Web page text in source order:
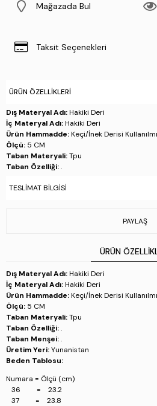
Mağazada Bul
Taksit Seçenekleri
ÜRÜN ÖZELLIKLERI
Dış Materyal Adı:Hakiki Deri
İç Materyal Adı:Hakiki Deri
Ürün Hammadde:Keçi/İnek Derisi
Ölçü: 5 CM
Taban Materyali:Tpu
Taban Özelliği:.
Üretim Yeri:Yunanistan
39 = 25.2
40 = 25.8
41 = 26.5
42 = 27.2
Stok Kodu : 611 H40033-B01 BN AYK SK25-26
TESLIMAT BILGISI
PAYLAŞ
ÜRÜN
Dış Materyal Adı:Hakiki Deri
İç Materyal Adı:Hakiki Deri
Ürün Hammadde:Keçi/İnek Derisi
Ölçü: 5 CM
Taban Materyali:Tpu
Taban Özelliği:.
Taban Menşei:.
Üretim Yeri:Yunanistan
Beden Tablosu:
Numara = Ölçü (cm)
36 = 23.2
37 = 23.8